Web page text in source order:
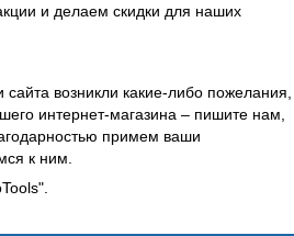
и делаем скидки для наших
возникли какие-либо пожелания,
интернет-магазина – пишите нам,
примем ваши
к ним.